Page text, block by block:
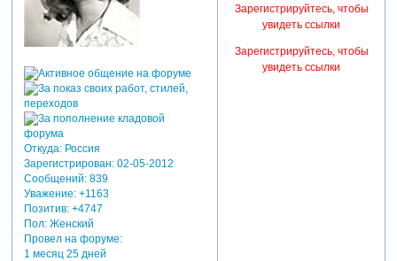
Откуда:Россия
Зарегистрирован: 02-05-2012
Сообщений:839
Уважение: +1163
Позитив: +4747
Пол:Женский
Провел на форуме:
1 месяц 25 дней
Зарегистрируйтесь, чтобы
увидеть ссылки
Зарегистрируйтесь, чтобы
увидеть ссылки